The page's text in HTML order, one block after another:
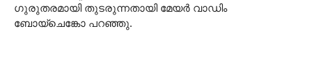
ഗുരുതരമായി തുടരുന്നതായി മേയർ വാഡിം
ബോയ്‌ചെങ്കോ പറഞ്ഞു.